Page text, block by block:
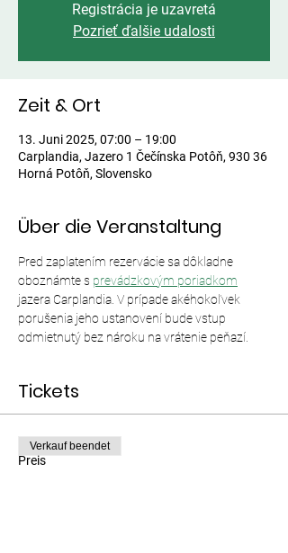
Registrácia je uzavretá
Pozrieť ďalšie udalosti
Zeit & Ort
13. Juni 2025, 07:00 – 19:00
Carplandia, Jazero 1 Čečínska Potôň, 930 36
Horná Potôň, Slovensko
Über die Veranstaltung
Pred zaplatením rezervácie sa dôkladne
oboznámte s prevádzkovým poriadkom
jazera Carplandia. V prípade akéhokoľvek
porušenia jeho ustanovení bude vstup
odmietnutý bez nároku na vrátenie peňazí.
Tickets
Preis
Verkauf beendet